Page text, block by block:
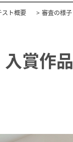
スト概要 審査の様子
賞作品